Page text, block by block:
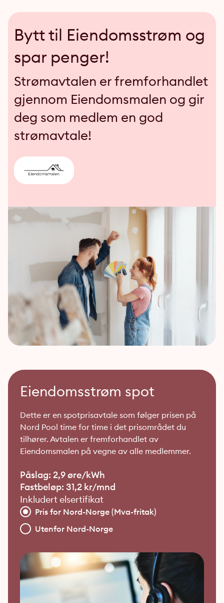
Bytt til Eiendomsstrøm og
spar penger!
Strømavtalen er fremforhandlet
gjennom Eiendomsmalen og gir
deg som medlem en god
strømavtale!
Eiendomsstrøm spot
Dette er en spotprisavtale som følger prisen på
Nord Pool time for time i det prisområdet du
tilhører. Avtalen er fremforhandlet av
Eiendomsmalen på vegne av alle medlemmer.
Påslag: 2,9 øre/kWh
Fastbeløp: 31,2 kr/mnd
Inkludert elsertifikat
Pris for Nord-Norge (Mva-fritak)
Utenfor Nord-Norge